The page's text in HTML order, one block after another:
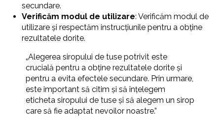
secundare.
Verificăm modul de utilizare: Verificăm modul de
utilizare și respectăm instrucțiunile pentru a obține
rezultatele dorite.
„Alegerea siropului de tuse potrivit este
crucială pentru a obține rezultatele dorite și
pentru a evita efectele secundare. Prin urmare,
este important să citim și să înțelegem
eticheta siropului de tuse și să alegem un sirop
care să fie adaptat nevoilor noastre.”